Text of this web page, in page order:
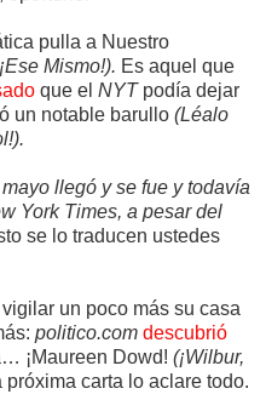
pulla a Nuestro
Mismo!). Es aquel que
que el NYTpodía dejar
un notable barullo (Léalo
llegó y se fue y todavía
York Times, a pesar del
se lo traducen ustedes
un poco más su casa
politico.com descubrió
¡Maureen Dowd! (¡Wilbur,
carta lo aclare todo.